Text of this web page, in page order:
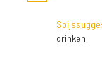
drinken